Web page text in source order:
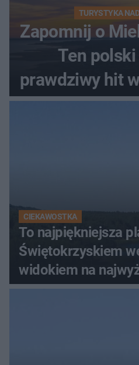
TURYSTYKA
Zapomnij o
Ten
prawdziwy hit
CIEKAWOSTKA
To najpiękniejsza
Świętokrzyskiem
widokiem na
Świętokrzyskich